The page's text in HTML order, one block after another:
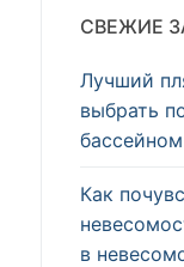
СВЕЖИЕ
Лучший
выбрать
Как
в